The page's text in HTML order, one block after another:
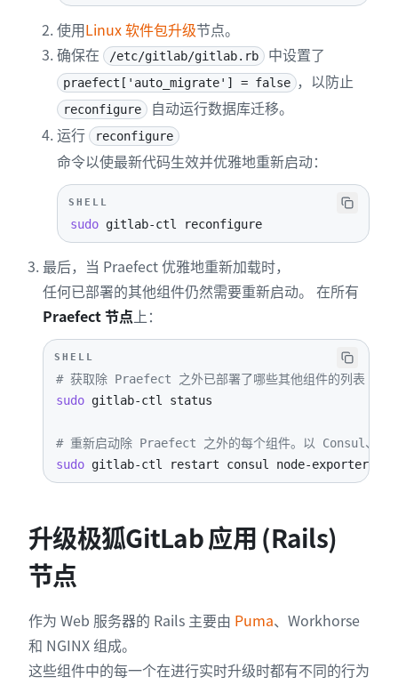
使用Linux 软件包升级节点。
确保在
/etc/gitlab/gitlab.rb 中设置了
praefect['auto_migrate'] = false ，以防止
reconfigure
自动运行数据库迁移。
运行
reconfigure
命令以使最新代码生效并优雅地重新启动：
SHELL
sudo gitlab-ctl reconfigure
最后，当 Praefect 优雅地重新加载时，
任何已部署的其他组件仍然需要重新启动。 在所有
Praefect 节点上：
SHELL
# 获取除 Praefect 之外已部署了哪些其他组件的列表
sudo
# 重新启动除 Praefect 之外的每个组件。以 Consul、
sudo gitlab-ctl restart consul node-exporter
升级极狐GitLab 应用 (Rails)
节点
作为 Web 服务器的 Rails 主要由 Puma、Workhorse
和 NGINX 组成。
这些组件中的每一个在进行实时升级时都有不同的行为